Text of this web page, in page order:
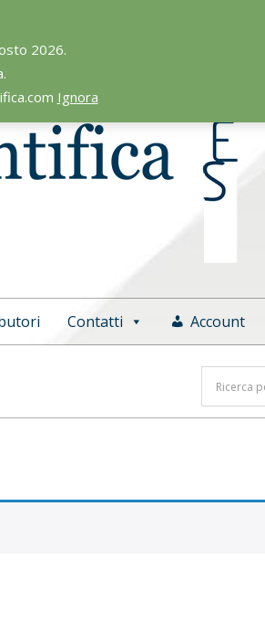
2026.
Ignora
Contatti Account